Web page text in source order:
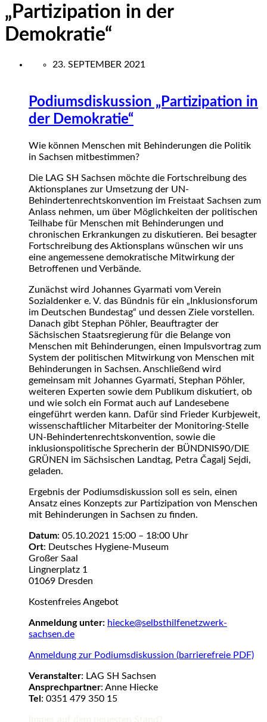
„Partizipation in der
Demokratie“
23. SEPTEMBER 2021
Podiumsdiskussion „Partizipation in
der Demokratie“
Wie können Menschen mit Behinderungen die Politik
in Sachsen mitbestimmen?
Die LAG SH Sachsen möchte die Fortschreibung des
Aktionsplanes zur Umsetzung der UN-
Behindertenrechtskonvention im Freistaat Sachsen zum
Anlass nehmen, um über Möglichkeiten der politischen
Teilhabe für Menschen mit Behinderungen und
chronischen Erkrankungen zu diskutieren. Bei besagter
Fortschreibung des Aktionsplans wünschen wir uns
eine angemessene demokratische Mitwirkung der
Betroffenen und Verbände.
Zunächst wird Johannes Gyarmati vom Verein
Sozialdenker e. V. das Bündnis für ein „Inklusionsforum
im Deutschen Bundestag“ und dessen Ziele vorstellen.
Danach gibt Stephan Pöhler, Beauftragter der
Sächsischen Staatsregierung für die Belange von
Menschen mit Behinderungen, einen Impulsvortrag zum
System der politischen Mitwirkung von Menschen mit
Behinderungen in Sachsen. Anschließend wird
gemeinsam mit Johannes Gyarmati, Stephan Pöhler,
weiteren Experten sowie dem Publikum diskutiert, ob
und wie solch ein Format auch auf Landesebene
eingeführt werden kann. Dafür sind Frieder Kurbjeweit,
wissenschaftlicher Mitarbeiter der Monitoring-Stelle
UN-Behindertenrechtskonvention, sowie die
inklusionspolitische Sprecherin der BÜNDNIS90/DIE
GRÜNEN im Sächsischen Landtag, Petra Čagalj Sejdi,
geladen.
Ergebnis der Podiumsdiskussion soll es sein, einen
Ansatz eines Konzepts zur Partizipation von Menschen
mit Behinderungen in Sachsen zu finden.
Datum: 05.10.2021 15:00 – 18:00 Uhr
Ort: Deutsches Hygiene-Museum
Großer Saal
Lingnerplatz 1
01069 Dresden
Kostenfreies Angebot
Anmeldung unter: hiecke@selbsthilfenetzwerk-
sachsen.de
Anmeldung zur Podiumsdiskussion (barrierefreie PDF)
Veranstalter: LAG SH Sachsen
Ansprechpartner: Anne Hiecke
Tel : 0351 479 350 15